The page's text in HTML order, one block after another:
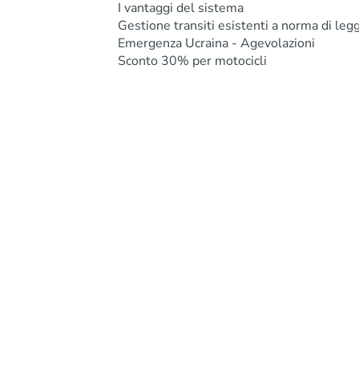
I vantaggi del sistema
Gestione transiti esistenti a norma di
Emergenza Ucraina - Agevolazioni
Sconto 30% per motocicli